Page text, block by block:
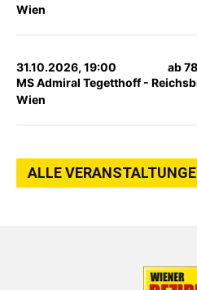
Wien
31.10.2026, 19:00
MS Admiral Tegetthoff -
Wien
ab
ALLE